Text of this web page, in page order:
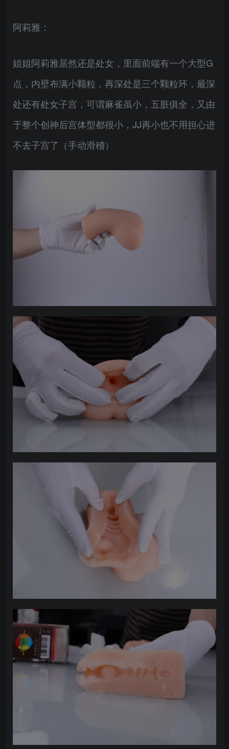
阿莉雅：
姐姐阿莉雅居然还是处女，里面前端有一个大型G
点，内壁布满小颗粒，再深处是三个颗粒环，最深
处还有处女子宫，可谓麻雀虽小，五脏俱全，又由
于整个创神后宫体型都很小，JJ再小也不用担心进
不去子宫了（手动滑稽）